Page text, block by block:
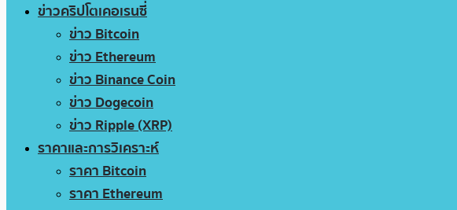
ข่าวคริปโตเคอเรนซี่
ข่าว Bitcoin
ข่าว Ethereum
ข่าว Binance Coin
ข่าว Dogecoin
ข่าว Ripple (XRP)
ราคาและการวิเคราะห์
ราคา Bitcoin
ราคา Ethereum